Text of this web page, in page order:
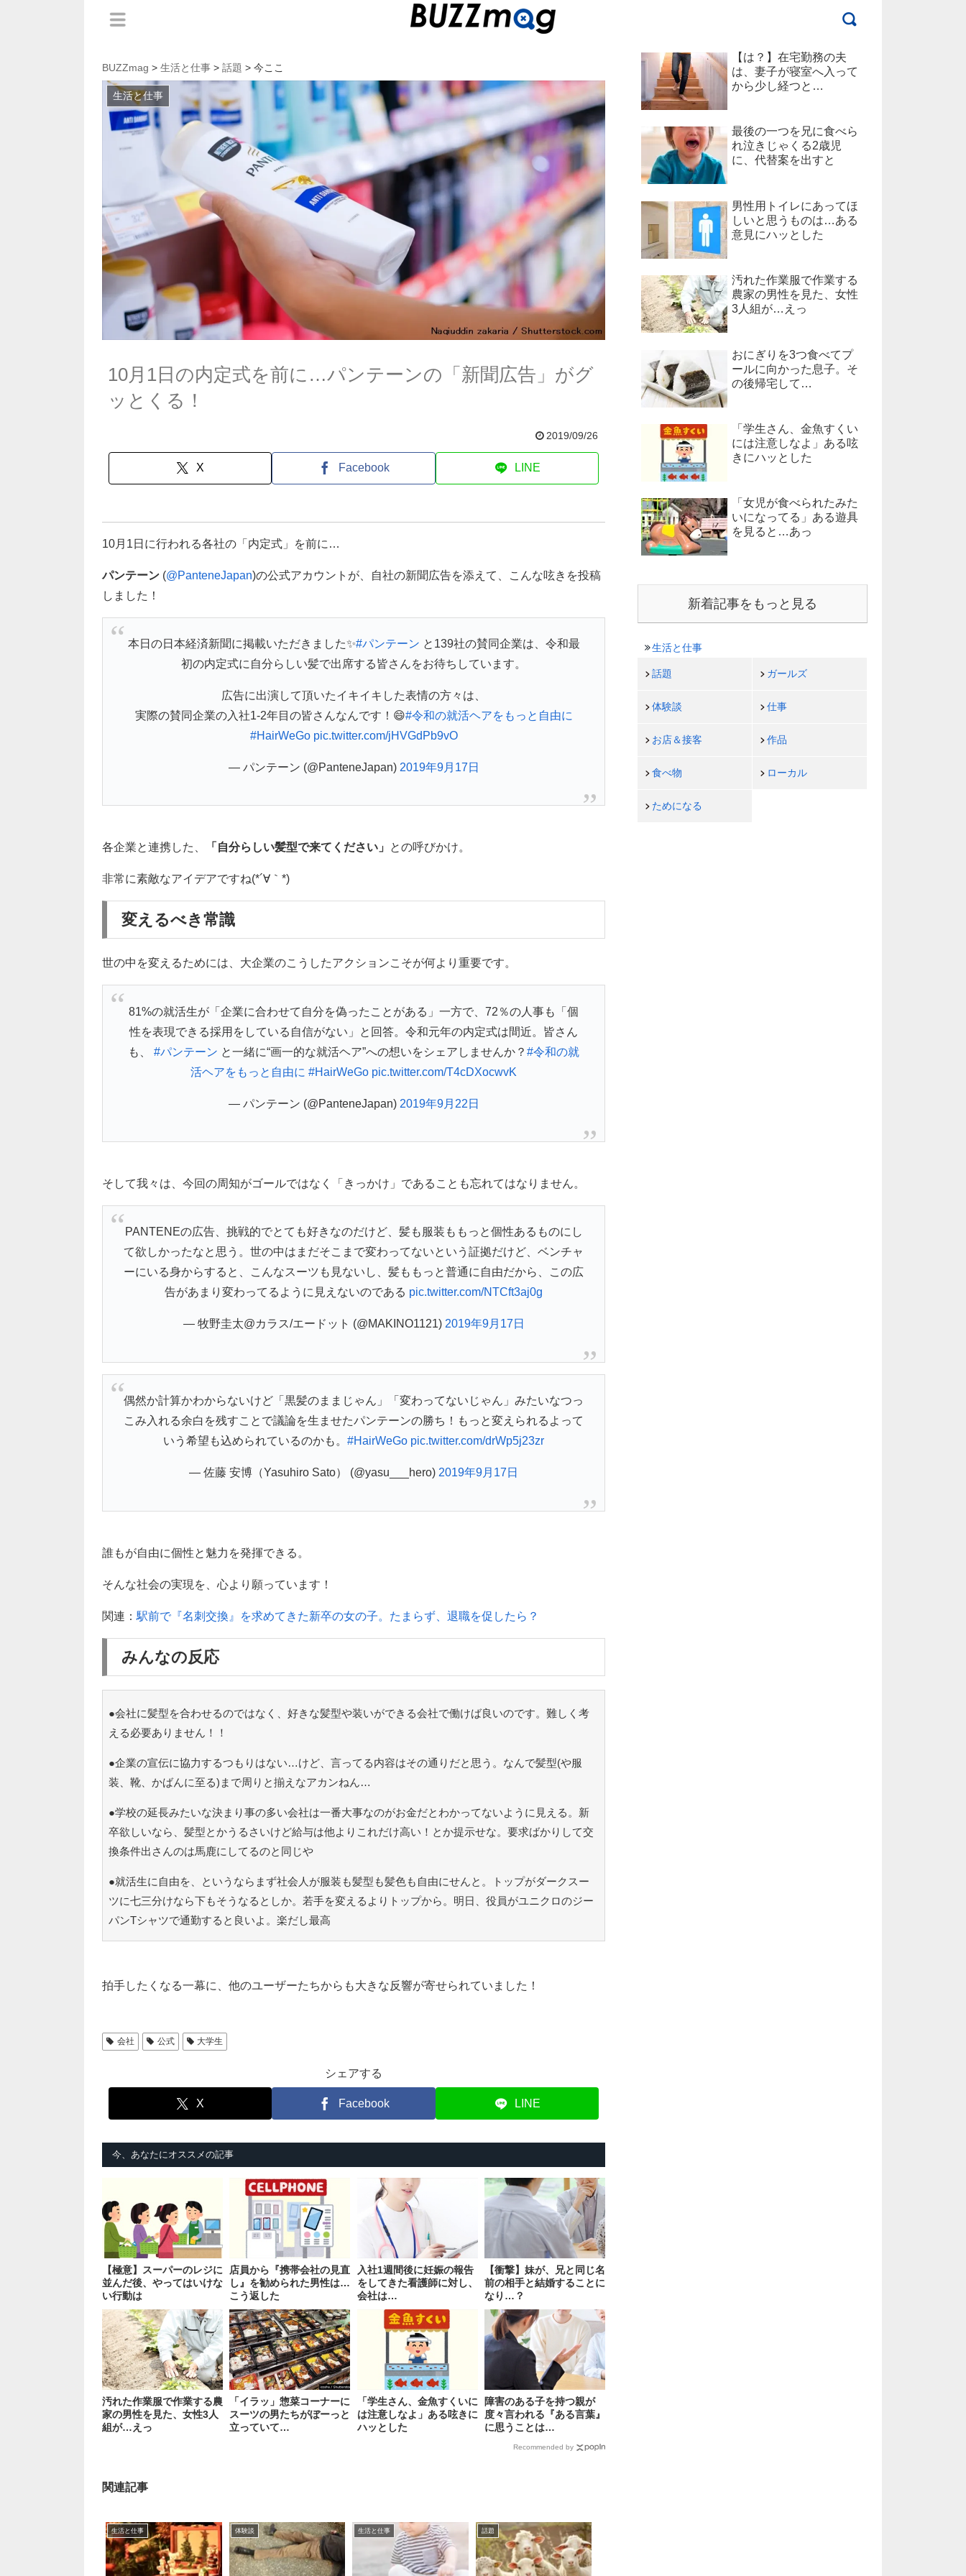
BUZZmag > 生活と仕事 > 話題 > 今ここ
生活と仕事
10月1日の内定式を前に…パンテーンの「新聞広告」がグ
ッとくる！
2019/09/26
X Facebook LINE
10月1日に行われる各社の「内定式」を前に…
パンテーン (@PanteneJapan)の公式アカウントが、自社の新聞広告を添えて、こんな呟きを投稿
しました！
本日の日本経済新聞に掲載いただきました✨#パンテーン と139社の賛同企業は、令和最
初の内定式に自分らしい髪で出席する皆さんをお待ちしています。
広告に出演して頂いたイキイキした表情の方々は、
実際の賛同企業の入社1-2年目の皆さんなんです！😄#令和の就活ヘアをもっと自由に
#HairWeGo pic.twitter.com/jHVGdPb9vO
— パンテーン (@PanteneJapan) 2019年9月17日
各企業と連携した、 「自分らしい髪型で来てください」 との呼びかけ。
非常に素敵なアイデアですね(*´∀｀*)
変えるべき常識
世の中を変えるためには、大企業のこうしたアクションこそが何より重要です。
81%の就活生が「企業に合わせて自分を偽ったことがある」一方で、72％の人事も「個
性を表現できる採用をしている自信がない」と回答。令和元年の内定式は間近。皆さん
も、 #パンテーン と一緒に“画一的な就活ヘア”への想いをシェアしませんか？ #令和の就
活ヘアをもっと自由に #HairWeGo pic.twitter.com/T4cDXocwvK
— パンテーン (@PanteneJapan) 2019年9月22日
そして我々は、今回の周知がゴールではなく「きっかけ」であることも忘れてはなりません。
PANTENEの広告、挑戦的でとても好きなのだけど、髪も服装ももっと個性あるものにし
て欲しかったなと思う。世の中はまだそこまで変わってないという証拠だけど、ベンチャ
ーにいる身からすると、こんなスーツも見ないし、髪ももっと普通に自由だから、この広
告があまり変わってるように見えないのである pic.twitter.com/NTCft3aj0g
— 牧野圭太@カラス/エードット (@MAKINO1121) 2019年9月17日
偶然か計算かわからないけど「黒髪のままじゃん」「変わってないじゃん」みたいなつっ
こみ入れる余白を残すことで議論を生ませたパンテーンの勝ち！もっと変えられるよって
いう希望も込められているのかも。 #HairWeGo pic.twitter.com/drWp5j23zr
— 佐藤 安博（Yasuhiro Sato） (@yasu___hero) 2019年9月17日
誰もが自由に個性と魅力を発揮できる。
そんな社会の実現を、心より願っています！
関連： 駅前で『名刺交換』を求めてきた新卒の女の子。たまらず、退職を促したら？
みんなの反応
●会社に髪型を合わせるのではなく、好きな髪型や装いができる会社で働けば良いのです。難しく考
える必要ありません！！
●企業の宣伝に協力するつもりはない…けど、言ってる内容はその通りだと思う。なんで髪型(や服
装、靴、かばんに至る)まで周りと揃えなアカンねん…
●学校の延長みたいな決まり事の多い会社は一番大事なのがお金だとわかってないように見える。新
卒欲しいなら、髪型とかうるさいけど給与は他よりこれだけ高い！とか提示せな。要求ばかりして交
換条件出さんのは馬鹿にしてるのと同じや
●就活生に自由を、というならまず社会人が服装も髪型も髪色も自由にせんと。トップがダークスー
ツに七三分けなら下もそうなるとしか。若手を変えるよりトップから。明日、役員がユニクロのジー
パンTシャツで通勤すると良いよ。楽だし最高
拍手したくなる一幕に、他のユーザーたちからも大きな反響が寄せられていました！
会社 公式 大学生
シェアする
X Facebook LINE
今、あなたにオススメの記事
【極意】スーパーのレジに
並んだ後、やってはいけな
い行動は
店員から『携帯会社の見直
し』を勧められた男性は…
こう返した
入社1週間後に妊娠の報告
をしてきた看護師に対し、
会社は…
【衝撃】妹が、兄と同じ名
前の相手と結婚することに
なり…？
汚れた作業服で作業する農
家の男性を見た、女性3人
組が…えっ
「イラッ」惣菜コーナーに
スーツの男たちがぼーっと
立っていて…
「学生さん、金魚すくいに
は注意しなよ」ある呟きに
ハッとした
障害のある子を持つ親が
度々言われる『ある言葉』
に思うことは…
Recommended by
関連記事
生活と仕事 体験談 生活と仕事 話題
【は？】在宅勤務の夫
は、妻子が寝室へ入って
から少し経つと…
最後の一つを兄に食べら
れ泣きじゃくる2歳児
に、代替案を出すと
男性用トイレにあってほ
しいと思うものは…ある
意見にハッとした
汚れた作業服で作業する
農家の男性を見た、女性
3人組が…えっ
おにぎりを3つ食べてプ
ールに向かった息子。そ
の後帰宅して…
「学生さん、金魚すくい
には注意しなよ」ある呟
きにハッとした
「女児が食べられたみた
いになってる」ある遊具
を見ると…あっ
新着記事をもっと見る
生活と仕事
話題 ガールズ
体験談 仕事
お店＆接客 作品
食べ物 ローカル
ためになる